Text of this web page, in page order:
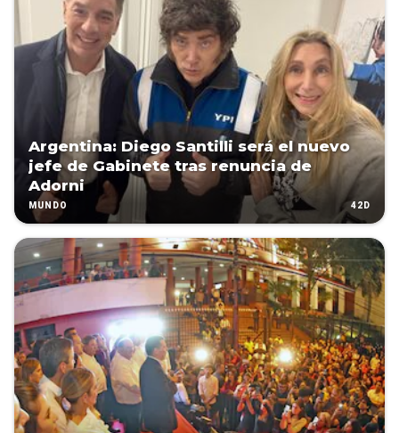
Argentina: Diego Santilli será el nuevo
jefe de Gabinete tras renuncia de
Adorni
MUNDO 42D